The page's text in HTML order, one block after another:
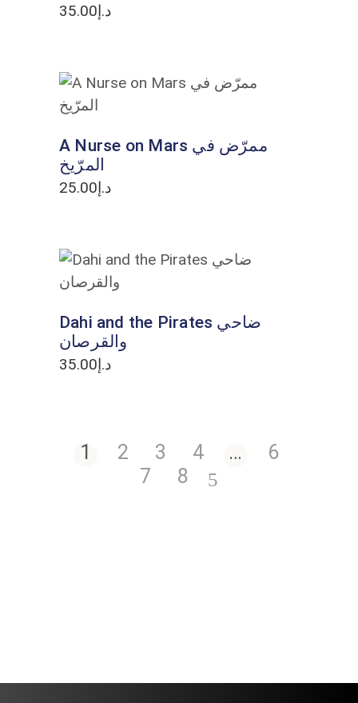
د.إ35.00
ADD TO CART
A Nurse on Mars ممرّض في
المرّيخ
د.إ25.00
ADD TO CART
Dahi and the Pirates ضاحي
والقرصان
د.إ35.00
1 2 3 4 …
6
7
8